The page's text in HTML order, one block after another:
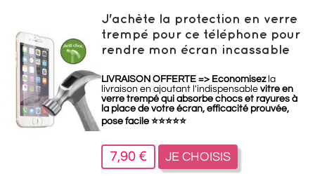
J'achète la protection en verre
trempé pour ce téléphone pour
rendre mon écran incassable
LIVRAISON OFFERTE => Economisezla
livraison en ajoutant l'indispensable vitre en
verre trempé qui absorbe chocs et rayures à
la place de votre écran, efficacité prouvée,
pose facile ⭐⭐⭐⭐⭐
7,90 € JE CHOISIS